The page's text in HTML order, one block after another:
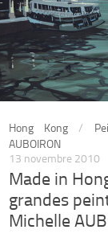
Hong Kong /
AUBOIRON
13 novembre 2010
Made in
grandes
Michelle